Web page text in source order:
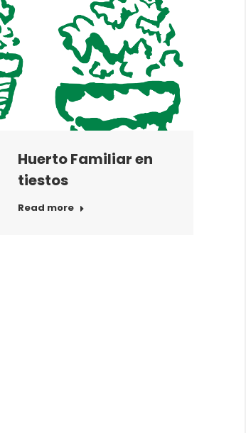
Huerto Familiar en
tiestos
Read more